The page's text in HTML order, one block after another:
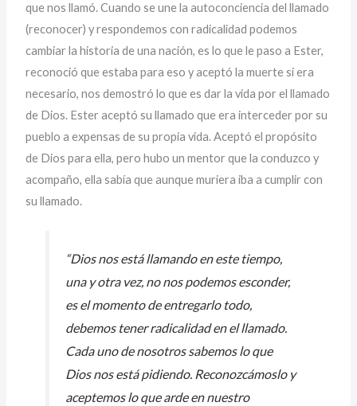
que nos llamó. Cuando se une la autoconciencia del llamado
(reconocer) y respondemos con radicalidad podemos
cambiar la historia de una nación, es lo que le paso a Ester,
reconoció que estaba para eso y aceptó la muerte si era
necesario, nos demostró lo que es dar la vida por el llamado
de Dios. Ester aceptó su llamado que era interceder por su
pueblo a expensas de su propia vida. Aceptó el propósito
de Dios para ella, pero hubo un mentor que la conduzco y
acompaño, ella sabía que aunque muriera iba a cumplir con
su llamado.
“Dios nos está llamando en este tiempo,
una y otra vez, no nos podemos esconder,
es el momento de entregarlo todo,
debemos tener radicalidad en el llamado.
Cada uno de nosotros sabemos lo que
Dios nos está pidiendo. Reconozcámoslo y
aceptemos lo que arde en nuestro